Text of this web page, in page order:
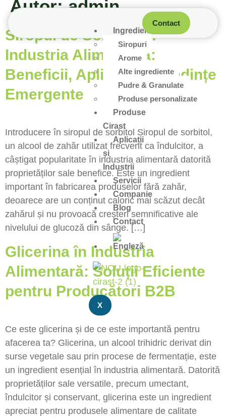
Ingrediente
Siropuri
Arome
Alte ingrediente
Pudre & Granulate
Produse personalizate
Produse
Cirast
Aplicații
și
Industrii
Servicii
Companie
Blog
Contact
X
Contact
Autor:admin
Siropul de Sorbitol în
Industria Alimentară:
Beneficii, Aplicații și Tendințe
Emergente
Introducere în siropul de sorbitol Siropul de sorbitol,
un alcool de zahăr utilizat frecvent ca îndulcitor, a
câștigat popularitate în industria alimentară datorită
proprietăților sale benefice. Este un ingredient
important în fabricarea produselor fără zahăr,
deoarece are un conținut caloric mai scăzut decât
zahărul și nu provoacă creșteri semnificative ale
nivelului de glucoză din sânge. […]
Glicerina în Industria
Alimentară: Soluții Eficiente
pentru Producători B2B
Ce este glicerina și de ce este importantă pentru
afacerea ta? Glicerina, un alcool trihidric derivat din
surse vegetale sau prin procese de fermentație, este
un ingredient esențial în industria alimentară. Datorită
proprietăților sale versatile, precum umectant,
îndulcitor și conservant, glicerina este un ingredient
apreciat pentru produsele alimentare de calitate